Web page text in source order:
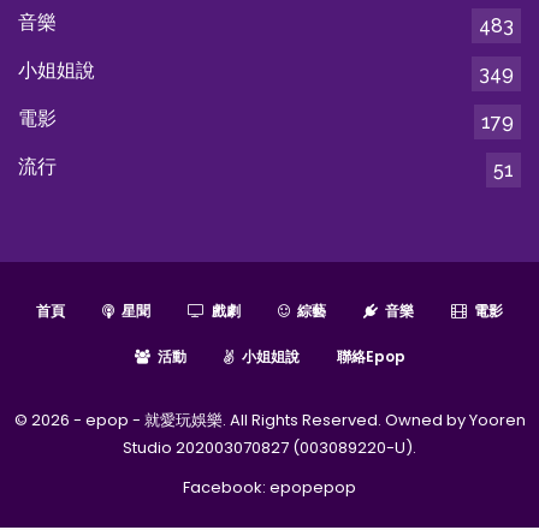
音樂
483
小姐姐說
349
電影
179
流行
51
首頁 星聞 戲劇 綜藝 音樂 電影
活動 小姐姐說 聯絡epop
© 2026 - epop - 就愛玩娛樂. All Rights Reserved. Owned by Yooren
Studio 202003070827 (003089220-U).
Facebook: epopepop